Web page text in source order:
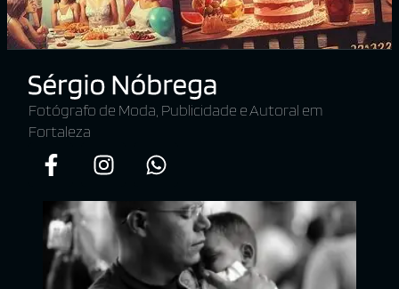
Fotógrafo de Moda, Publicidade e Autoral em
Fortaleza